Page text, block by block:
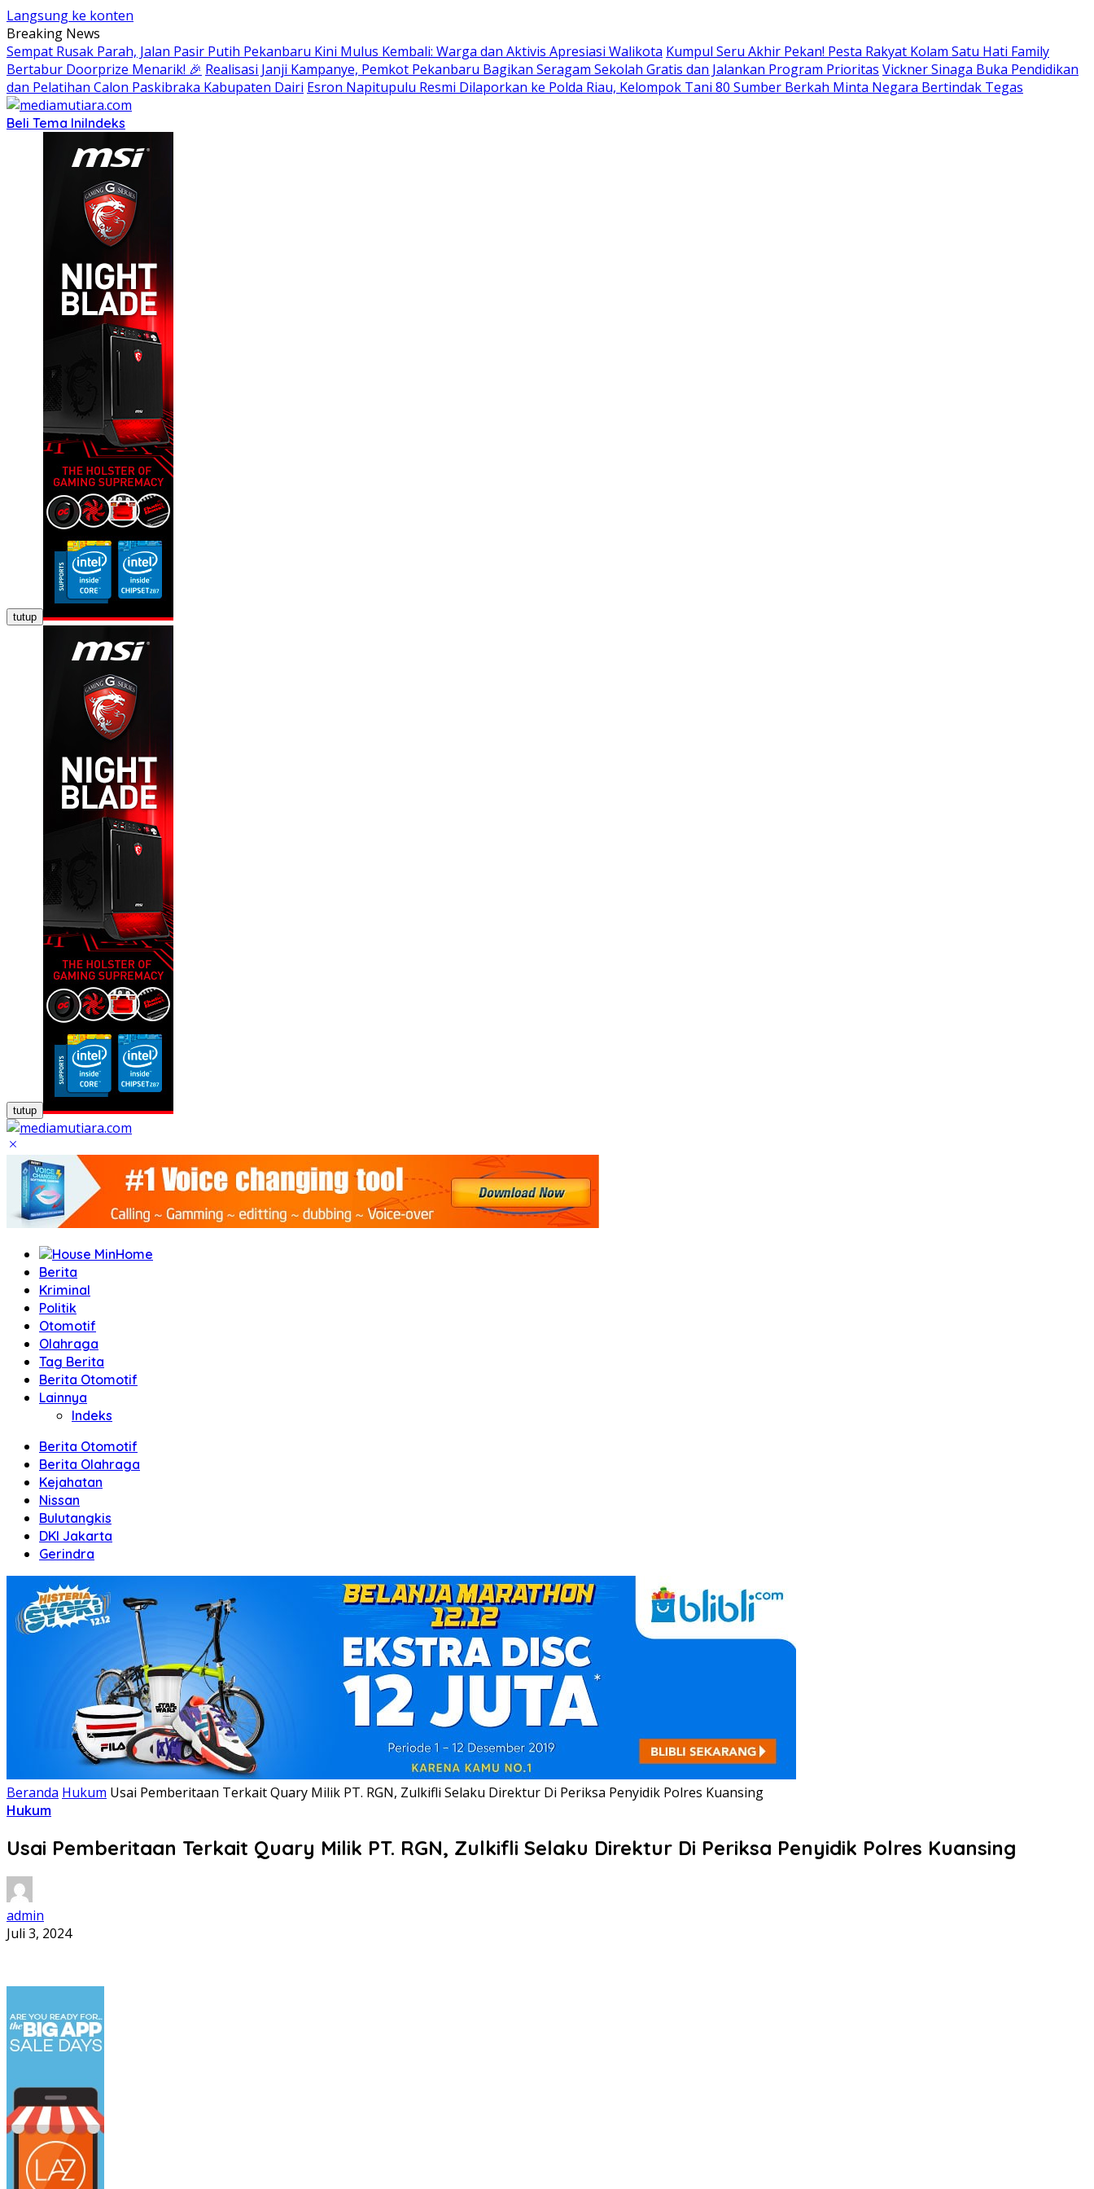
Langsung ke konten
Breaking News
Sempat Rusak Parah, Jalan Pasir Putih Pekanbaru Kini Mulus Kembali: Warga dan Aktivis Apresiasi Walikota Kumpul Seru Akhir Pekan! Pesta Rakyat Kolam Satu Hati Family
Bertabur Doorprize Menarik! 🎉 Realisasi Janji Kampanye, Pemkot Pekanbaru Bagikan Seragam Sekolah Gratis dan Jalankan Program Prioritas Vickner Sinaga Buka Pendidikan
dan Pelatihan Calon Paskibraka Kabupaten Dairi Esron Napitupulu Resmi Dilaporkan ke Polda Riau, Kelompok Tani 80 Sumber Berkah Minta Negara Bertindak Tegas
Beli Tema IniIndeks
tutup
tutup
Home
Berita
Kriminal
Politik
Otomotif
Olahraga
Tag Berita
Berita Otomotif
Lainnya
Indeks
Berita Otomotif
Berita Olahraga
Kejahatan
Nissan
Bulutangkis
DKI Jakarta
Gerindra
Beranda Hukum Usai Pemberitaan Terkait Quary Milik PT. RGN, Zulkifli Selaku Direktur Di Periksa Penyidik Polres Kuansing
Hukum
Usai Pemberitaan Terkait Quary Milik PT. RGN, Zulkifli Selaku Direktur Di Periksa Penyidik Polres Kuansing
admin
Juli 3, 2024